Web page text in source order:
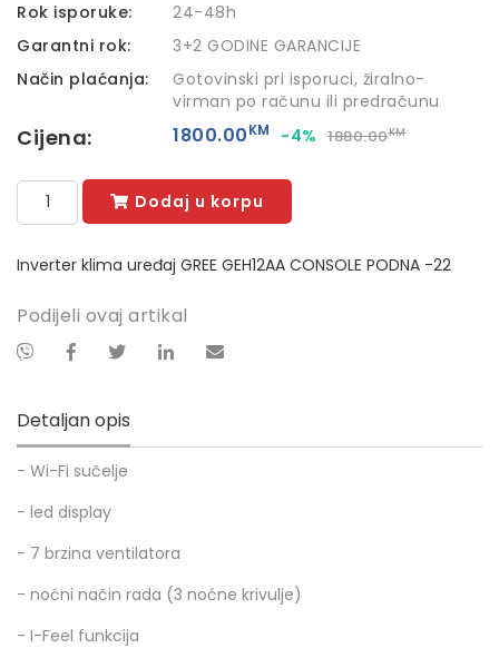
Rok isporuke:
24-48h
Garantni rok:
3+2 GODINE GARANCIJE
Način plaćanja:
Gotovinski pri isporuci, žiralno-
virman po računu ili predračunu
Cijena: 1800.00KM -4% 1880.00KM
Dodaj u korpu
Inverter klima uređaj GREE GEH12AA CONSOLE PODNA -22
Podijeli ovaj artikal
Detaljan opis
- Wi-Fi sučelje
- led display
- 7 brzina ventilatora
- noćni način rada (3 noćne krivulje)
- I-Feel funkcija